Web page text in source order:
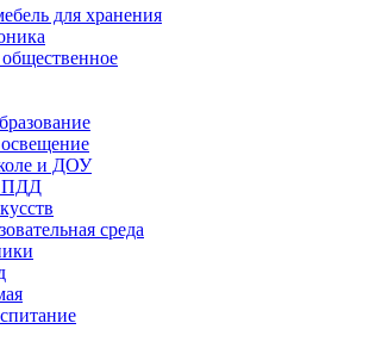
для хранения
и ДОУ
ПДД
среда